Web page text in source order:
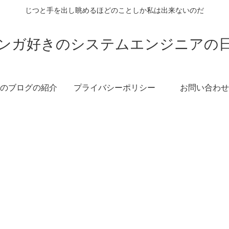
じつと手を出し眺めるほどのことしか私は出来ないのだ
ガ好きのシステムエンジニアの
ブログの紹介 プライバシーポリシー お問い合わせ